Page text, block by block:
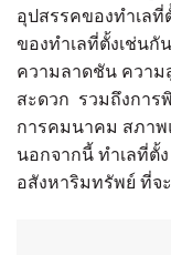
อุปสรรคของทำเล
ของทำเลที่ตั้งเช่น
ความลาดชัน ควา
สะดวก รวมถึงการ
การคมนาคม สภาพ
นอกจากนี้ ทำเลที่ตั้
อสังหาริมทรัพย์ ที่